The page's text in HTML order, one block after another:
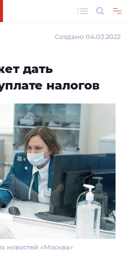
Создано 04.03.2022
дать
налогов
новостей «Москва»